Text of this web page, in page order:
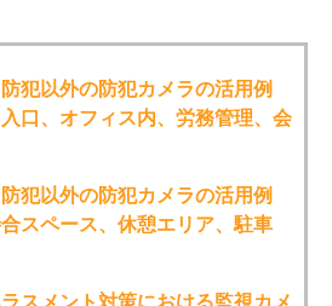
犯以外の防犯カメラの活用例
入口、オフィス内、労務管理、会
犯以外の防犯カメラの活用例
合スペース、休憩エリア、駐車